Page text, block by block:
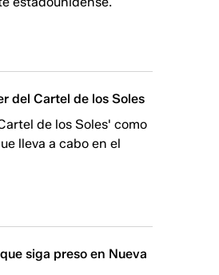
del Cartel de los Soles
de los Soles' como
lleva a cabo en el
siga preso en Nueva